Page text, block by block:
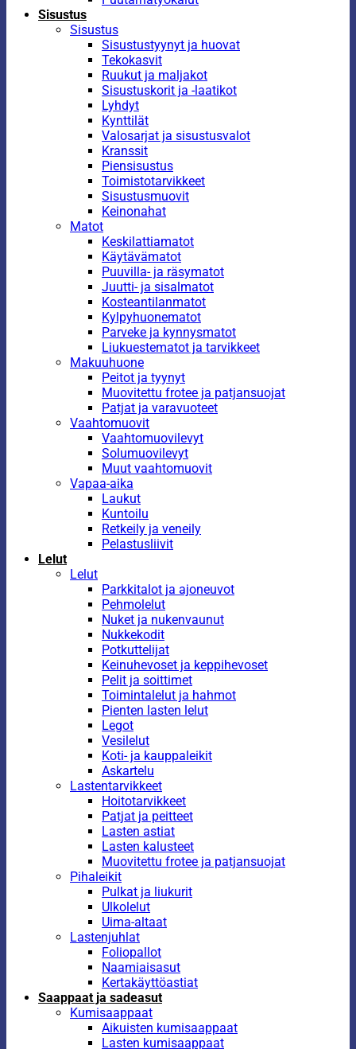
Sisustus
Sisustus
Sisustustyynyt ja huovat
Tekokasvit
Ruukut ja maljakot
Sisustuskorit ja -laatikot
Lyhdyt
Kynttilät
Valosarjat ja sisustusvalot
Kranssit
Piensisustus
Toimistotarvikkeet
Sisustusmuovit
Keinonahat
Matot
Keskilattiamatot
Käytävämatot
Puuvilla- ja räsymatot
Juutti- ja sisalmatot
Kosteantilanmatot
Kylpyhuonematot
Parveke ja kynnysmatot
Liukuestematot ja tarvikkeet
Makuuhuone
Peitot ja tyynyt
Muovitettu frotee ja patjansuojat
Patjat ja varavuoteet
Vaahtomuovit
Vaahtomuovilevyt
Solumuovilevyt
Muut vaahtomuovit
Vapaa-aika
Laukut
Kuntoilu
Retkeily ja veneily
Pelastusliivit
Lelut
Lelut
Parkkitalot ja ajoneuvot
Pehmolelut
Nuket ja nukenvaunut
Nukkekodit
Potkuttelijat
Keinuhevoset ja keppihevoset
Pelit ja soittimet
Toimintalelut ja hahmot
Pienten lasten lelut
Legot
Vesilelut
Koti- ja kauppaleikit
Askartelu
Lastentarvikkeet
Hoitotarvikkeet
Patjat ja peitteet
Lasten astiat
Lasten kalusteet
Muovitettu frotee ja patjansuojat
Pihaleikit
Pulkat ja liukurit
Ulkolelut
Uima-altaat
Lastenjuhlat
Foliopallot
Naamiaisasut
Kertakäyttöastiat
Saappaat ja sadeasut
Kumisaappaat
Aikuisten kumisaappaat
Lasten kumisaappaat